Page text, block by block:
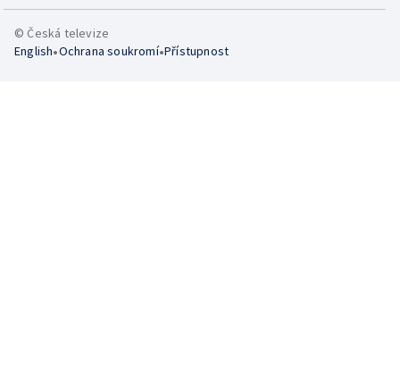
© Česká televize
English•Ochrana soukromí•Přístupnost